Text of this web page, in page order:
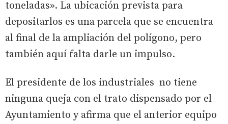
toneladas». La ubicación prevista para
depositarlos es una parcela que se encuentra
al final de la ampliación del polígono, pero
también aquí falta darle un impulso.
El presidente de los industriales no tiene
ninguna queja con el trato dispensado por el
Ayuntamiento y afirma que el anterior equipo